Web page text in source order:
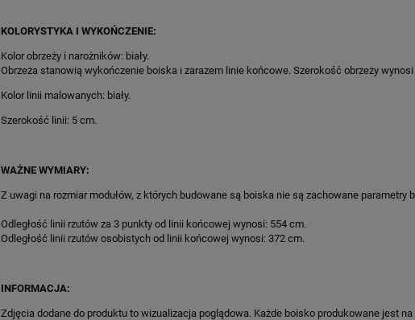
CZERWONY KORT DO TENISA
PRO
Cena regularna:54 755,00 zł
POWER PRO
Cena regularna:
KOLORYSTYKA I WYKOŃCZENIE:
Kolor obrzeży i narożników: biały.
Obrzeża stanowią wykończenie boiska i zarazem linie końcowe. Szerokość obrzeży
Kolor linii malowanych: biały.
Szerokość linii: 5 cm.
WAŻNE WYMIARY:
Z uwagi na rozmiar modułów, z których budowane są boiska nie są zachowane parametry
Odległość linii rzutów za 3 punkty od linii końcowej wynosi: 554 cm.
Odległość linii rzutów osobistych od linii końcowej wynosi: 372 cm.
INFORMACJA:
Zdjęcia dodane do produktu to wizualizacja poglądowa. Każde boisko produkowane jest